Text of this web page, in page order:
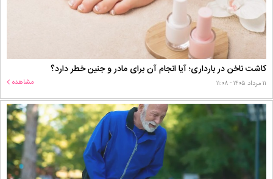
کاشت ناخن در بارداری؛ آیا انجام آن برای مادر و جنین خطر دارد؟
۱۱ مرداد ۱۴۰۵ - ۱۱:۰۸ مشاهده